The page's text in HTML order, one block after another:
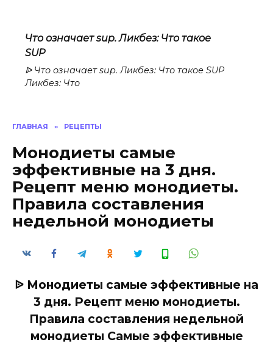
ГЛАВНАЯ » РЕЦЕПТЫ
Монодиеты самые
эффективные на 3 дня.
Рецепт меню монодиеты.
Правила составления
недельной монодиеты
ᐉ Монодиеты самые эффективные на
3 дня. Рецепт меню монодиеты.
Правила составления недельной
монодиеты Самые эффективные
Что означает sup. Ликбез: Что такое
SUP
ᐉ Что означает sup. Ликбез: Что такое SUP
Ликбез: Что